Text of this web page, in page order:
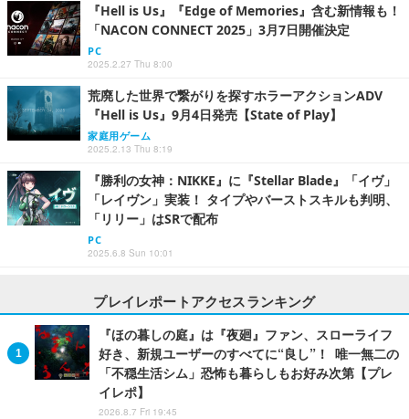
『Hell is Us』『Edge of Memories』含む新情報も！
「NACON CONNECT 2025」3月7日開催決定
PC
2025.2.27 Thu 8:00
荒廃した世界で繋がりを探すホラーアクションADV
『Hell is Us』9月4日発売【State of Play】
家庭用ゲーム
2025.2.13 Thu 8:19
『勝利の女神：NIKKE』に『Stellar Blade』「イヴ」
「レイヴン」実装！ タイプやバーストスキルも判明、
「リリー」はSRで配布
PC
2025.6.8 Sun 10:01
プレイレポートアクセスランキング
『ほの暮しの庭』は『夜廻』ファン、スローライフ
好き、新規ユーザーのすべてに“良し”！ 唯一無二の
「不穏生活シム」恐怖も暮らしもお好み次第【プレ
イレポ】
2026.8.7 Fri 19:45